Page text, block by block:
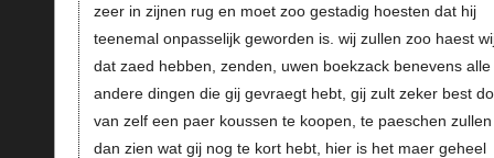
zeer in zijnen rug en moet zoo gestadig hoesten dat hij
teenemal onpasselijk geworden is. wij zullen zoo haest
dat zaed hebben, zenden, uwen boekzack benevens alle
andere dingen die gij gevraegt hebt, gij zult zeker best
van zelf een paer koussen te koopen, te paeschen zullen
dan zien wat gij nog te kort hebt, hier is het maer geheel